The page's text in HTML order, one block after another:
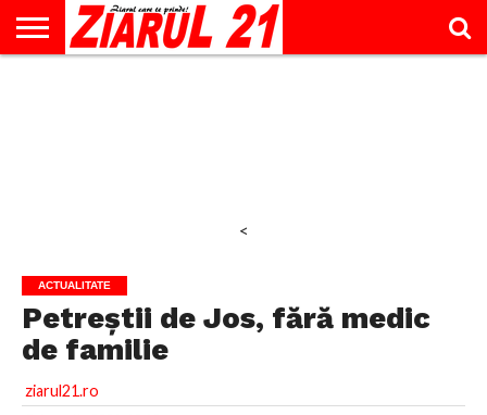
<
ACTUALITATE
Petreștii de Jos, fără medic
de familie
ziarul21.ro